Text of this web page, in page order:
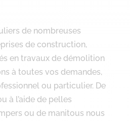
de nombreuses
de construction,
en travaux de démolition
à toutes vos demandes,
ou particulier. De
à l’aide de pelles
ou de manitous nous